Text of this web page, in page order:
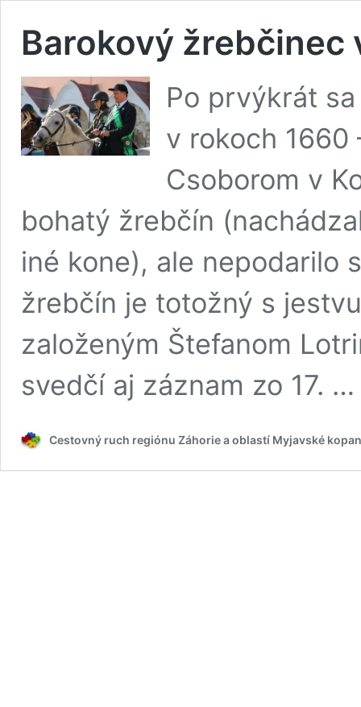
Barokový žrebčinec
Po prvýkrát
v rokoch 1660
Csoborom v
bohatý žrebčín
iné kone), ale nepodarilo
žrebčín je totožný s
založeným Štefanom
svedčí aj záznam zo 17.
Cestovný ruch regiónu Záhorie a oblastí Myjavské